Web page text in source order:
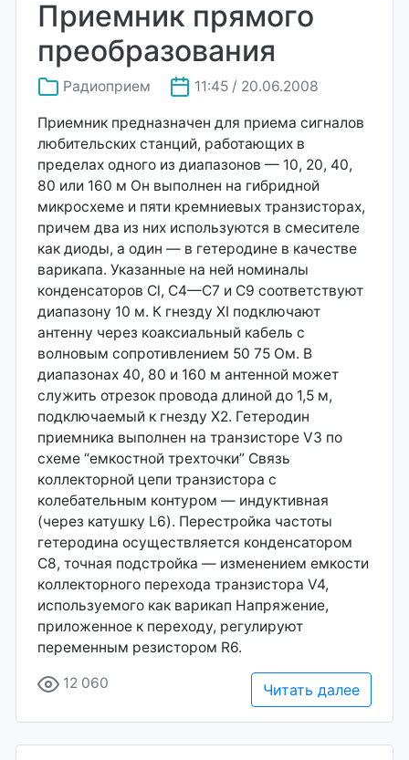
Приемник прямого
преобразования
Радиоприем 11:45 / 20.06.2008
Приемник предназначен для приема сигналов
любительских станций, работающих в
пределах одного из диапазонов — 10, 20, 40,
80 или 160 м Он выполнен на гибридной
микросхеме и пяти кремниевых транзисторах,
причем два из них используются в смесителе
как диоды, а один — в гетеродине в качестве
варикапа. Указанные на ней номиналы
конденсаторов Cl, C4—C7 и С9 соответствуют
диапазону 10 м. К гнезду XI подключают
антенну через коаксиальный кабель с
волновым сопротивлением 50 75 Ом. В
диапазонах 40, 80 и 160 м антенной может
служить отрезок провода длиной до 1,5 м,
подключаемый к гнезду Х2. Гетеродин
приемника выполнен на транзисторе V3 по
схеме “емкостной трехточки” Связь
коллекторной цепи транзистора с
колебательным контуром — индуктивная
(через катушку L6). Перестройка частоты
гетеродина осуществляется конденсатором
С8, точная подстройка — изменением емкости
коллекторного перехода транзистора V4,
используемого как варикап Напряжение,
приложенное к переходу, регулируют
переменным резистором R6.
12 060 Читать далее